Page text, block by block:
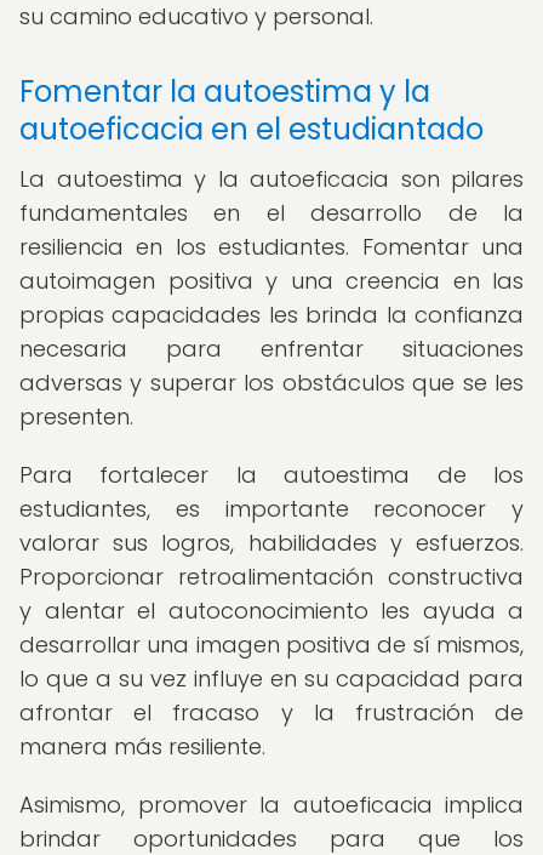
su camino educativo y personal.
Fomentar la autoestima y la
autoeficacia en el estudiantado
La autoestima y la autoeficacia son pilares
fundamentales en el desarrollo de la
resiliencia en los estudiantes. Fomentar una
autoimagen positiva y una creencia en las
propias capacidades les brinda la confianza
necesaria para enfrentar situaciones
adversas y superar los obstáculos que se les
presenten.
Para fortalecer la autoestima de los
estudiantes, es importante reconocer y
valorar sus logros, habilidades y esfuerzos.
Proporcionar retroalimentación constructiva
y alentar el autoconocimiento les ayuda a
desarrollar una imagen positiva de sí mismos,
lo que a su vez influye en su capacidad para
afrontar el fracaso y la frustración de
manera más resiliente.
Asimismo, promover la autoeficacia implica
brindar oportunidades para que los